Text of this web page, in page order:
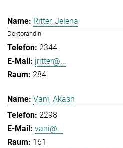
Ritter, Jelena
Doktorandin
2344
jritter@...
284
Vani, Akash
2298
vani@...
161